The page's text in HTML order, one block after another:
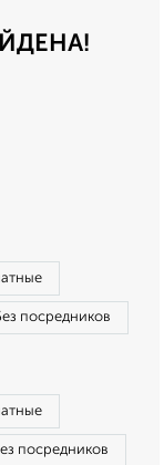
посредников
посредников